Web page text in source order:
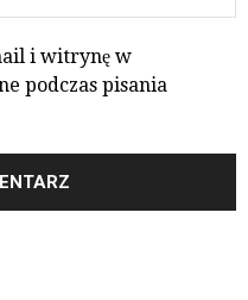
i witrynę w
podczas pisania